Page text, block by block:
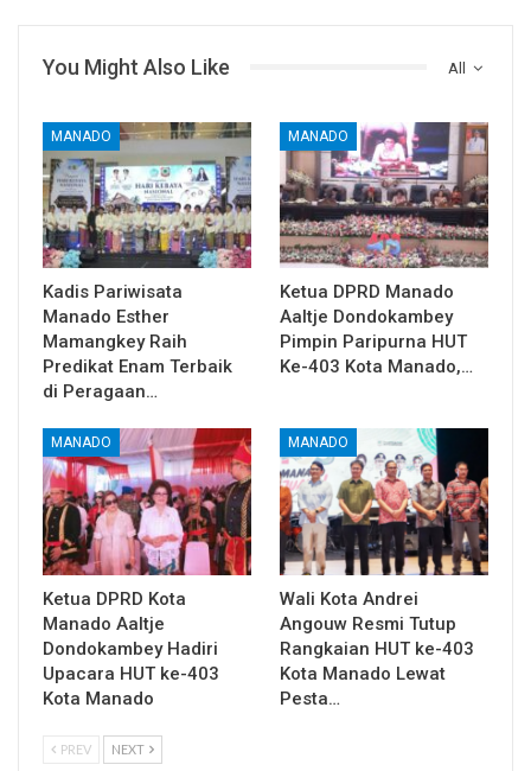
All
You Might Also Like
MANADO
Kadis Pariwisata
Manado Esther
Mamangkey Raih
Predikat Enam Terbaik
di Peragaan…
MANADO
Ketua DPRD Manado
Aaltje Dondokambey
Pimpin Paripurna HUT
Ke-403 Kota Manado,…
MANADO
Ketua DPRD Kota
Manado Aaltje
Dondokambey Hadiri
Upacara HUT ke-403
Kota Manado
MANADO
Wali Kota Andrei
Angouw Resmi Tutup
Rangkaian HUT ke-403
Kota Manado Lewat
Pesta…
PREV NEXT